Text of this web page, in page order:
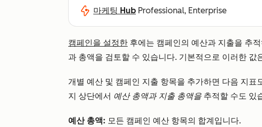
마케팅 Hub Professional, Enterprise
캠페인을 설정한 후에는 캠페인의 예산과 지출을 추
과 총액을 검토할 수 있습니다. 기본적으로 이러한 값
개별 예산 및 캠페인 지출 항목을 추가하면 다음 지표
지 상단에서 예산 총액과 지출 총액을 추적할 수도 있
예산 총액: 모든 캠페인 예산 항목의 합계입니다.